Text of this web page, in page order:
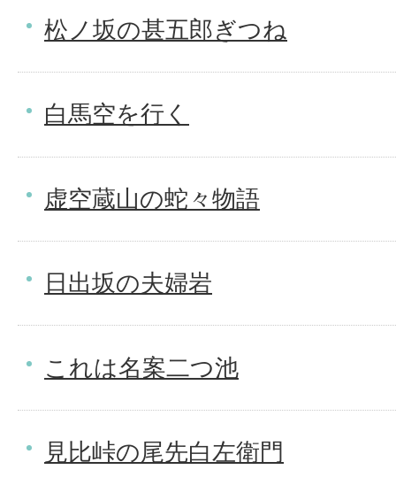
松ノ坂の甚五郎ぎつね
白馬空を行く
虚空蔵山の蛇々物語
日出坂の夫婦岩
これは名案二つ池
見比峠の尾先白左衛門